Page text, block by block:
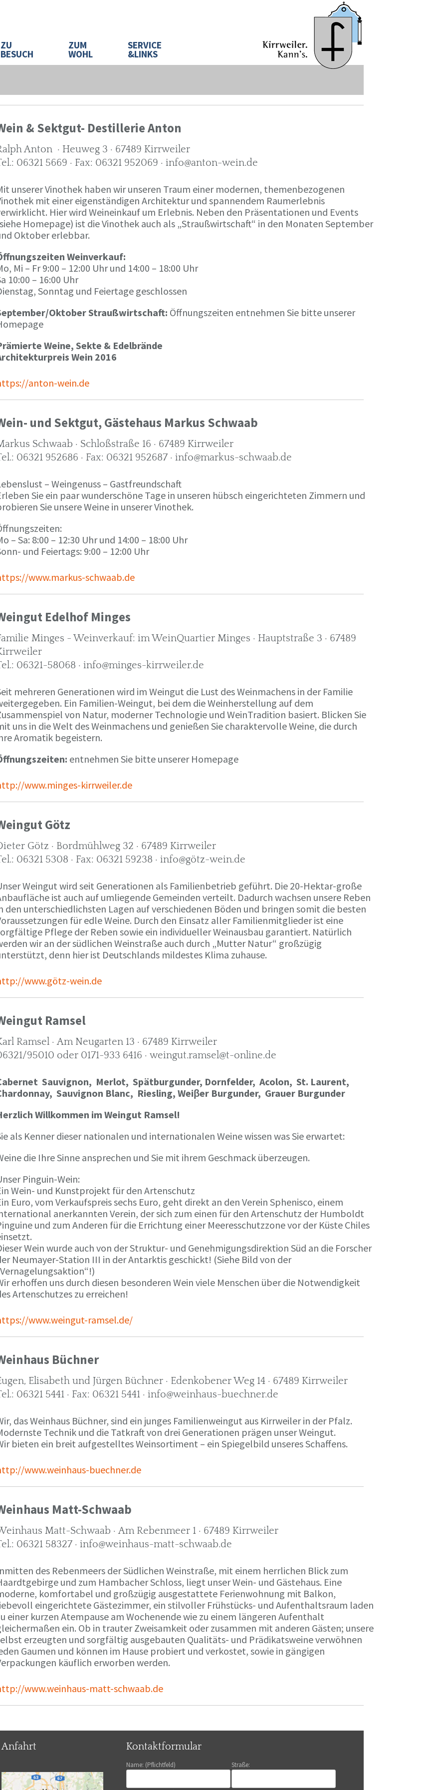
ZU
BESUCH
ZUM
WOHL
SERVICE
&LINKS
& Sektgut- Destillerie Anton
Anton · Heuweg 3 · 67489 Kirrweiler
06321 5669 · Fax: 06321 952069 · info@anton-wein.de
unserer Vinothek haben wir unseren Traum einer modernen, themenbezogenen
mit einer eigenständigen Architektur und spannendem Raumerlebnis
Hier wird Weineinkauf um Erlebnis. Neben den Präsentationen und Events
Homepage) ist die Vinothek auch als „Straußwirtschaft“ in den Monaten September
Oktober erlebbar.
Weinverkauf:
Mi – Fr 9:00 – 12:00 Uhr und 14:00 – 18:00 Uhr
10:00 – 16:00 Uhr
Sonntag und Feiertage geschlossen
Oktober Straußwirtschaft: Öffnungszeiten entnehmen Sie bitte unserer
Weine, Sekte & Edelbrände
Wein 2016
anton-wein.de
und Sektgut, Gästehaus Markus Schwaab
Schwaab · Schloßstraße 16 · 67489 Kirrweiler
06321 952686 · Fax: 06321 952687 · info@markus-schwaab.de
– Weingenuss – Gastfreundschaft
Sie ein paar wunderschöne Tage in unseren hübsch eingerichteten Zimmern und
Sie unsere Weine in unserer Vinothek.
– Sa: 8:00 – 12:30 Uhr und 14:00 – 18:00 Uhr
und Feiertags: 9:00 – 12:00 Uhr
www.markus-schwaab.de
Edelhof Minges
Minges - Weinverkauf: im WeinQuartier Minges · Hauptstraße 3 · 67489
06321-58068 · info@minges-kirrweiler.de
mehreren Generationen wird im Weingut die Lust des Weinmachens in der Familie
Ein Familien-Weingut, bei dem die Weinherstellung auf dem
von Natur, moderner Technologie und WeinTradition basiert. Blicken Sie
uns in die Welt des Weinmachens und genießen Sie charaktervolle Weine, die durch
Aromatik begeistern.
entnehmen Sie bitte unserer Homepage
www.minges-kirrweiler.de
Götz
Götz · Bordmühlweg 32 · 67489 Kirrweiler
06321 5308 · Fax: 06321 59238 · info@götz-wein.de
Weingut wird seit Generationen als Familienbetrieb geführt. Die 20-Hektar-große
ist auch auf umliegende Gemeinden verteilt. Dadurch wachsen unsere Reben
den unterschiedlichsten Lagen auf verschiedenen Böden und bringen somit die besten
für edle Weine. Durch den Einsatz aller Familienmitglieder ist eine
Pflege der Reben sowie ein individueller Weinausbau garantiert. Natürlich
wir an der südlichen Weinstraße auch durch „Mutter Natur“ großzügig
denn hier ist Deutschlands mildestes Klima zuhause.
www.götz-wein.de
Ramsel
Ramsel · Am Neugarten 13 · 67489 Kirrweiler
95010 oder 0171-933 6416 · weingut.ramsel@t-online.de
Sauvignon, Merlot, Spätburgunder, Dornfelder, Acolon, St. Laurent,
Sauvignon Blanc, Riesling, Weiβer Burgunder, Grauer Burgunder
Willkommen im Weingut Ramsel!
als Kenner dieser nationalen und internationalen Weine wissen was Sie erwartet:
die Ihre Sinne ansprechen und Sie mit ihrem Geschmack überzeugen.
Pinguin-Wein:
Wein- und Kunstprojekt für den Artenschutz
Euro, vom Verkaufspreis sechs Euro, geht direkt an den Verein Sphenisco, einem
anerkannten Verein, der sich zum einen für den Artenschutz der Humboldt
und zum Anderen für die Errichtung einer Meeresschutzzone vor der Küste Chiles
Wein wurde auch von der Struktur- und Genehmigungsdirektion Süd an die Forscher
Neumayer-Station III in der Antarktis geschickt! (Siehe Bild von der
erhoffen uns durch diesen besonderen Wein viele Menschen über die Notwendigkeit
Artenschutzes zu erreichen!
www.weingut-ramsel.de/
Büchner
Elisabeth und Jürgen Büchner · Edenkobener Weg 14 · 67489 Kirrweiler
06321 5441 · Fax: 06321 5441 · info@weinhaus-buechner.de
das Weinhaus Büchner, sind ein junges Familienweingut aus Kirrweiler in der Pfalz.
Technik und die Tatkraft von drei Generationen prägen unser Weingut.
bieten ein breit aufgestelltes Weinsortiment – ein Spiegelbild unseres Schaffens.
www.weinhaus-buechner.de
Matt-Schwaab
Matt-Schwaab · Am Rebenmeer 1 · 67489 Kirrweiler
06321 58327 · info@weinhaus-matt-schwaab.de
des Rebenmeers der Südlichen Weinstraße, mit einem herrlichen Blick zum
und zum Hambacher Schloss, liegt unser Wein- und Gästehaus. Eine
komfortabel und großzügig ausgestattete Ferienwohnung mit Balkon,
eingerichtete Gästezimmer, ein stilvoller Frühstücks- und Aufenthaltsraum laden
einer kurzen Atempause am Wochenende wie zu einem längeren Aufenthalt
ein. Ob in trauter Zweisamkeit oder zusammen mit anderen Gästen; unsere
erzeugten und sorgfältig ausgebauten Qualitäts- und Prädikatsweine verwöhnen
Gaumen und können im Hause probiert und verkostet, sowie in gängigen
käuflich erworben werden.
www.weinhaus-matt-schwaab.de
Anfahrt Kontaktformular
Name: (Pflichtfeld) Straße: